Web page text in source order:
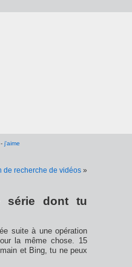
- j'aime
de recherche de vidéos »
série dont tu
suite à une opération
la même chose. 15
et Bing, tu ne peux